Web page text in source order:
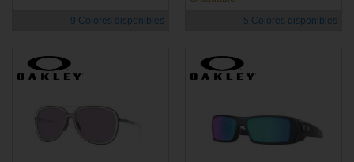
9 Colores disponibles 5 Colores disponibles